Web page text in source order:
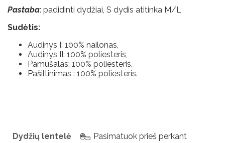
Pastaba: padidinti dydžiai, S dydis atitinka M/L
Sudėtis:
Audinys I: 100% nailonas,
Audinys II: 100% poliesteris,
Pamušalas: 100% poliesteris,
Pašiltinimas : 100% poliesteris.
Dydžių lentelė Pasimatuok prieš perkant